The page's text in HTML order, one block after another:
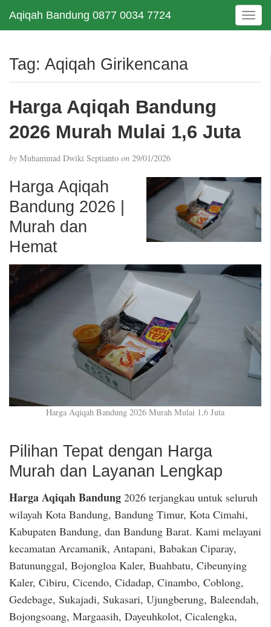
Aqiqah Bandung 0877 0034 7724
T
o
e
t
Tag: Aqiqah Girikencana
Harga Aqiqah Bandung
2026 Murah Mulai 1,6 Juta
by Muhammad Dwiki Septianto on 29/01/2026
Harga Aqiqah
Bandung 2026 |
Murah dan
Hemat
Harga Aqiqah Bandung 2026 Murah Mulai 1,6 Juta
Pilihan Tepat dengan Harga
Murah dan Layanan Lengkap
Harga Aqiqah Bandung 2026 terjangkau untuk seluruh
wilayah Kota Bandung, Bandung Timur, Kota Cimahi,
Kabupaten Bandung, dan Bandung Barat. Kami melayani
kecamatan Arcamanik, Antapani, Babakan Ciparay,
Batununggal, Bojongloa Kaler, Buahbatu, Cibeunying
Kaler, Cibiru, Cicendo, Cidadap, Cinambo, Coblong,
Gedebage, Sukajadi, Sukasari, Ujungberung, Baleendah,
Bojongsoang, Margaasih, Dayeuhkolot, Cicalengka,